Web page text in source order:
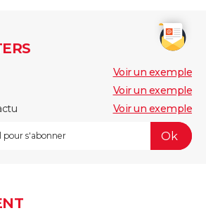
Voir un exemple
Voir un exemple
Voir un exemple